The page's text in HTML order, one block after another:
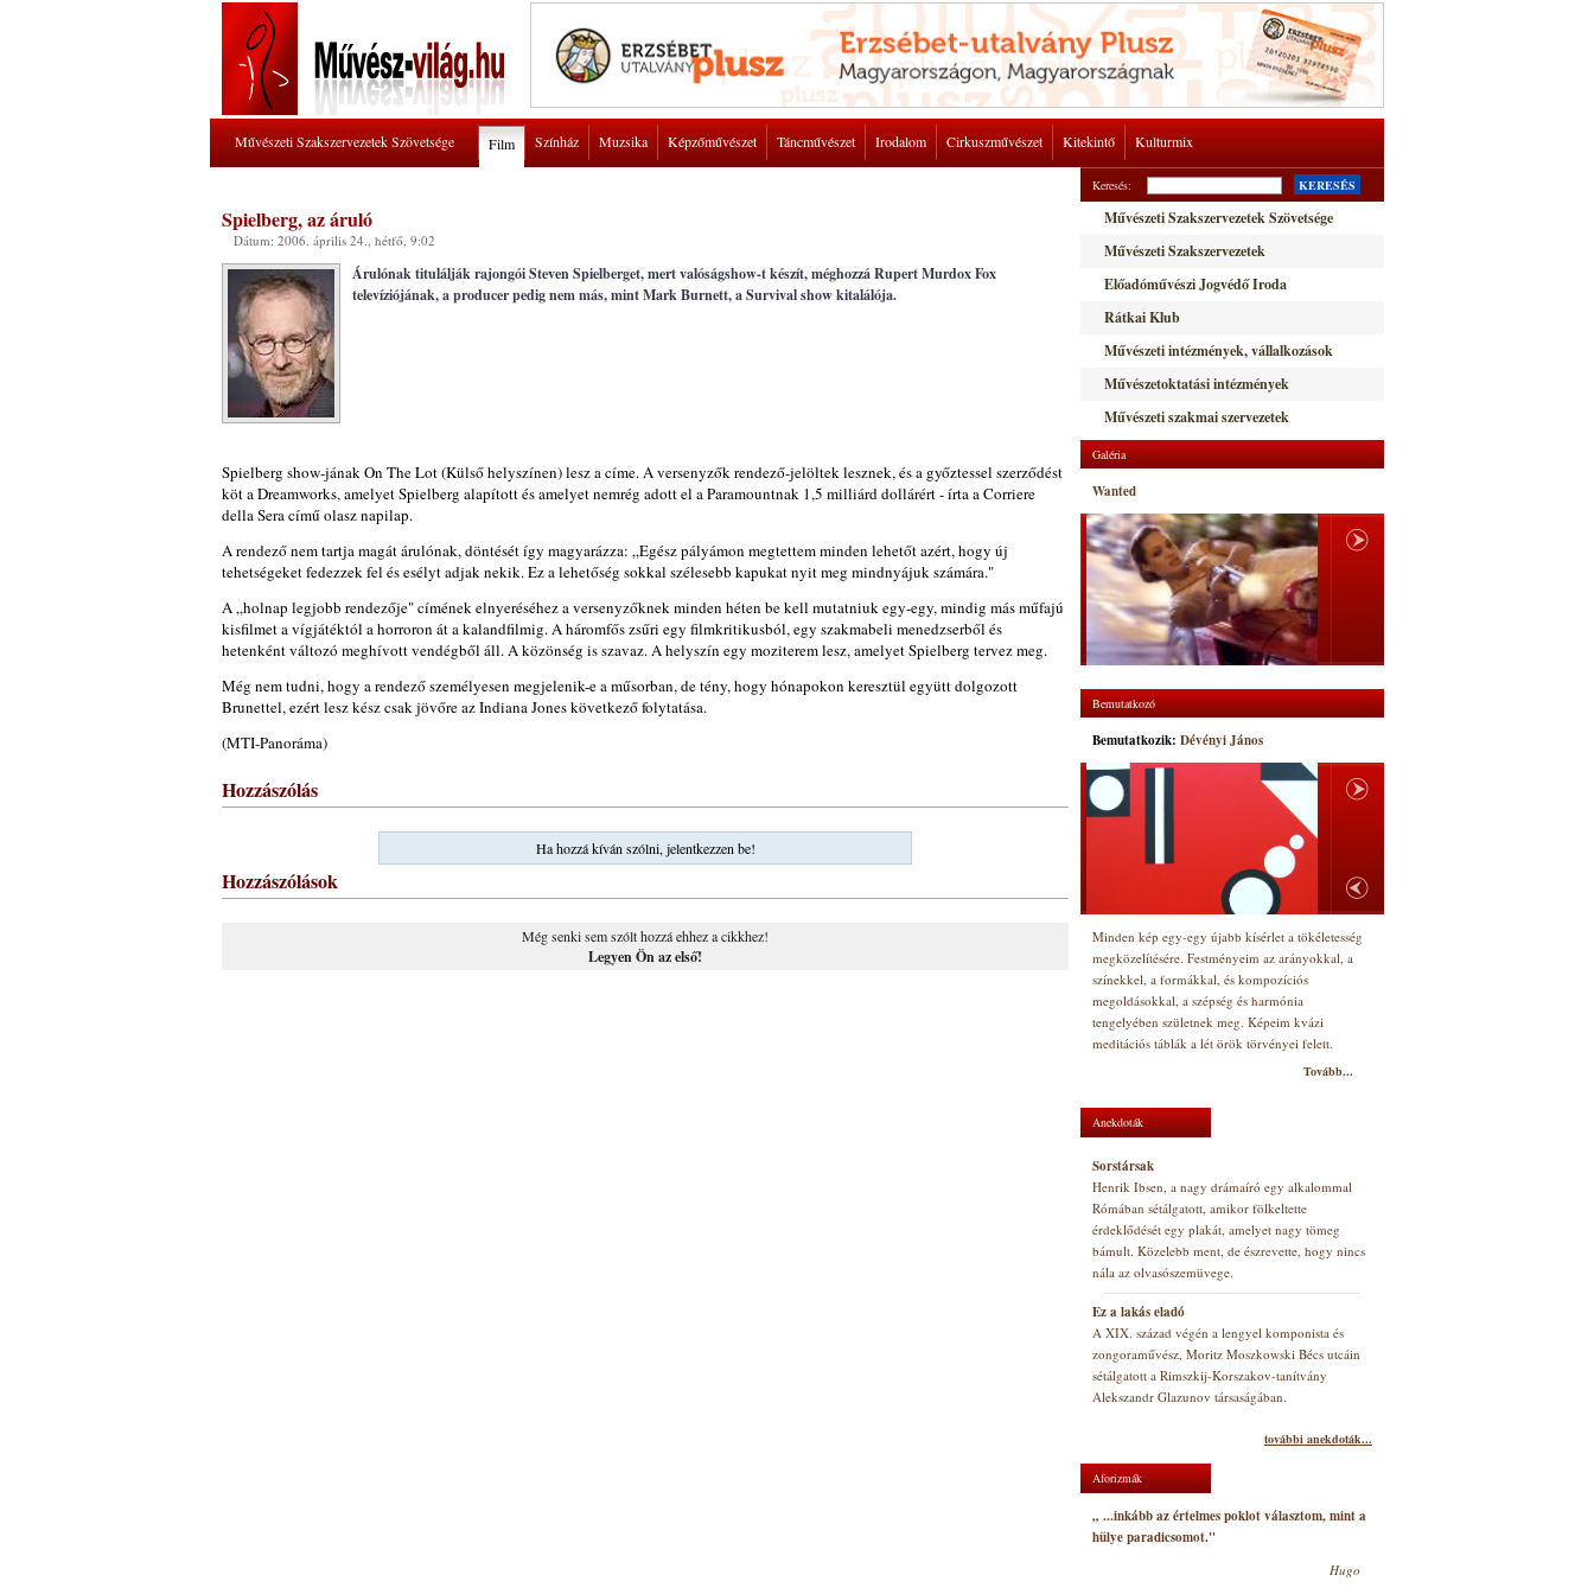
Művészeti Szakszervezetek Szövetsége Film Színház Muzsika Képzőművészet Táncművészet Irodalom Cirkuszművészet Kitekintő Kulturmix
Spielberg, az áruló
Dátum: 2006. április 24., hétfő, 9:02
Árulónak titulálják rajongói Steven Spielberget, mert valóságshow-t készít, méghozzá Rupert Murdox Fox
televíziójának, a producer pedig nem más, mint Mark Burnett, a Survival show kitalálója.
Spielberg show-jának On The Lot (Külső helyszínen) lesz a címe. A versenyzők rendező-jelöltek lesznek, és a győztessel szerződést
köt a Dreamworks, amelyet Spielberg alapított és amelyet nemrég adott el a Paramountnak 1,5 milliárd dollárért - írta a Corriere
della Sera című olasz napilap.
A rendező nem tartja magát árulónak, döntését így magyarázza: „Egész pályámon megtettem minden lehetőt azért, hogy új
tehetségeket fedezzek fel és esélyt adjak nekik. Ez a lehetőség sokkal szélesebb kapukat nyit meg mindnyájuk számára."
A „holnap legjobb rendezője" címének elnyeréséhez a versenyzőknek minden héten be kell mutatniuk egy-egy, mindig más műfajú
kisfilmet a vígjátéktól a horroron át a kalandfilmig. A háromfős zsűri egy filmkritikusból, egy szakmabeli menedzserből és
hetenként változó meghívott vendégből áll. A közönség is szavaz. A helyszín egy moziterem lesz, amelyet Spielberg tervez meg.
Még nem tudni, hogy a rendező személyesen megjelenik-e a műsorban, de tény, hogy hónapokon keresztül együtt dolgozott
Brunettel, ezért lesz kész csak jövőre az Indiana Jones következő folytatása.
(MTI-Panoráma)
Hozzászólás
Ha hozzá kíván szólni, jelentkezzen be!
Hozzászólások
Még senki sem szólt hozzá ehhez a cikkhez!
Legyen Ön az első!
Keresés: KERESÉS
Művészeti Szakszervezetek Szövetsége
Művészeti Szakszervezetek
Előadóművészi Jogvédő Iroda
Rátkai Klub
Művészeti intézmények, vállalkozások
Művészetoktatási intézmények
Művészeti szakmai szervezetek
Galéria
Wanted
Bemutatkozó
Bemutatkozik: Dévényi János
Minden kép egy-egy újabb kísérlet a tökéletesség
megközelítésére. Festményeim az arányokkal, a
színekkel, a formákkal, és kompozíciós
megoldásokkal, a szépség és harmónia
tengelyében születnek meg. Képeim kvázi
meditációs táblák a lét örök törvényei felett.
Tovább...
Anekdoták
Sorstársak
Henrik Ibsen, a nagy drámaíró egy alkalommal
Rómában sétálgatott, amikor fölkeltette
érdeklődését egy plakát, amelyet nagy tömeg
bámult. Közelebb ment, de észrevette, hogy nincs
nála az olvasószemüvege.
Ez a lakás eladó
A XIX. század végén a lengyel komponista és
zongoraművész, Moritz Moszkowski Bécs utcáin
sétálgatott a Rimszkij-Korszakov-tanítvány
Alekszandr Glazunov társaságában.
további anekdoták...
Aforizmák
„ ...inkább az értelmes poklot választom, mint a
hülye paradicsomot."
Hugo